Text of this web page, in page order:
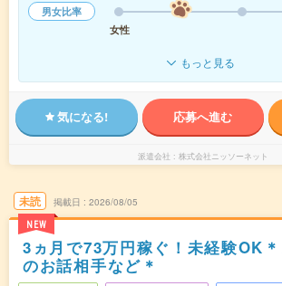
男女比率
女性
もっと見る
気になる! 応募へ進む
派遣会社 株式会社ニッソーネット
未読
NEW
掲載日 2026/08/05
3ヵ月で73万円稼ぐ！未経験OK
のお話相手など＊